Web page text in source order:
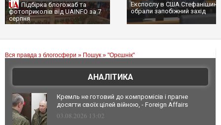
Підбірка блогожаб та
фотоприколів від UAINFO за 7
серпня
Експослу в США
обрали запобіжний захід
Вся правда з блогосфери » Пошук » "Орєшнік"
АНАЛІТИКА
Кремль не готовий до компромісів і прагне
досягти своїх цілей війною, - Foreign Affairs
03.08.2026 13:02